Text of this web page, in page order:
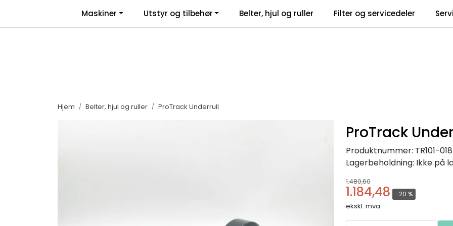
Facebook | Salgsbetingelser | Nyhetsbrev
Maskiner Utstyr og tilbehør Belter, hjul og ruller Filter og servicedeler
Hjem Belter, hjul og ruller ProTrack Underrull
ProTrack
Produktnummer: TR101-
Lagerbeholdning: Ikke på
1.480,60
1.184,48 -20 %
ekskl. mva.